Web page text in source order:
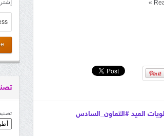
»
العيد #التعاون_السادس